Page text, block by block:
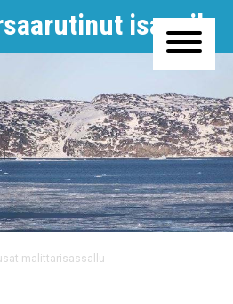
isaavik
malittarisassallu